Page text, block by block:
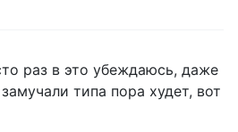
раз в это убеждаюсь, даже
типа пора худет, вот